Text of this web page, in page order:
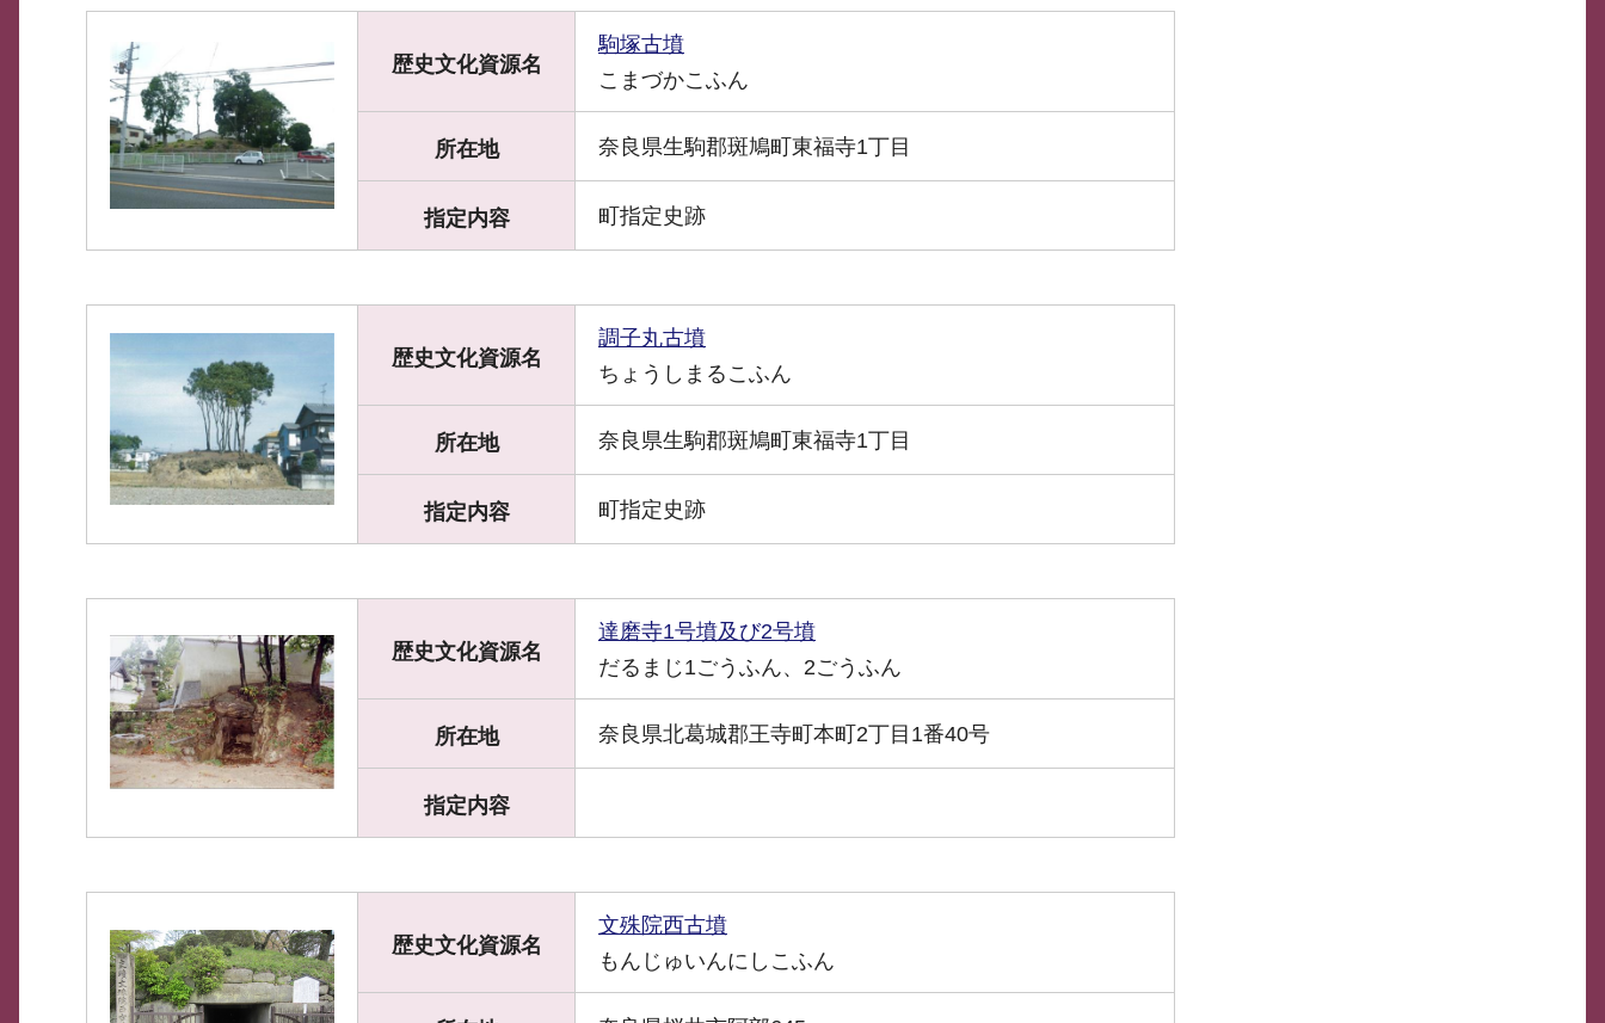
歴史文化資源名
駒塚古墳
こまづかこふん
所在地 奈良県生駒郡斑鳩町東福寺1丁目
指定内容 町指定史跡
歴史文化資源名
調子丸古墳
ちょうしまるこふん
所在地 奈良県生駒郡斑鳩町東福寺1丁目
指定内容 町指定史跡
歴史文化資源名
達磨寺1号墳及び2号墳
だるまじ1ごうふん、2ごうふん
所在地 奈良県北葛城郡王寺町本町2丁目1番40号
指定内容
歴史文化資源名
文殊院西古墳
もんじゅいんにしこふん